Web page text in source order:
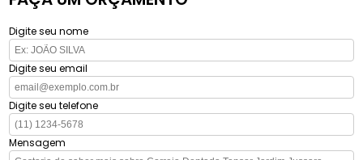
Digite seu nome
Digite seu email
Digite seu telefone
Mensagem